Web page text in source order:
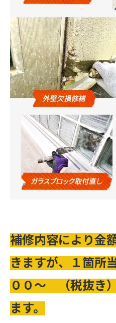
補修内容により金
きますが、１箇所
００～ （税抜き
ます。